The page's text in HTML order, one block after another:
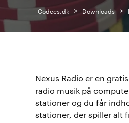
Codecs.dk > Downloads >
Nexus Radio er en
radio musik på
stationer og du får
stationer, der spiller alt